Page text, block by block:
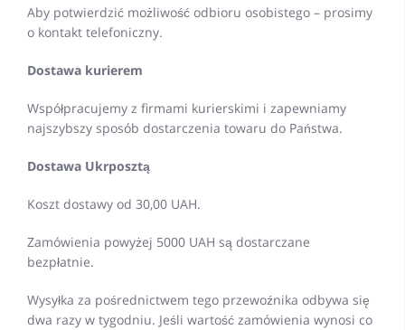
Aby potwierdzić możliwość odbioru osobistego – prosimy
o kontakt telefoniczny.
Dostawa kurierem
Współpracujemy z firmami kurierskimi i zapewniamy
najszybszy sposób dostarczenia towaru do Państwa.
Dostawa Ukrposztą
Koszt dostawy od 30,00 UAH.
Zamówienia powyżej 5000 UAH są dostarczane
bezpłatnie.
Wysyłka za pośrednictwem tego przewoźnika odbywa się
dwa razy w tygodniu. Jeśli wartość zamówienia wynosi co